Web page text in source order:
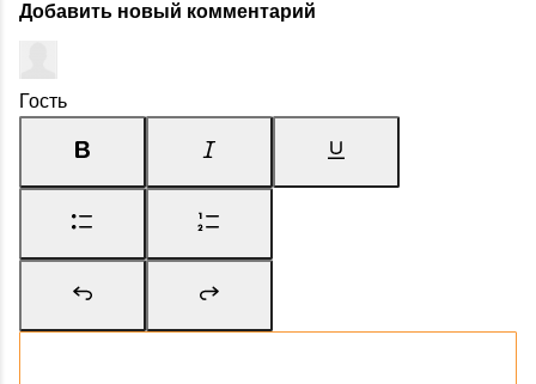
Добавить новый комментарий
Гость